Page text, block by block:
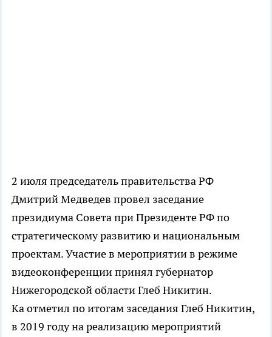
2 июля председатель правительства РФ
Дмитрий Медведев провел заседание
президиума Совета при Президенте РФ по
стратегическому развитию и национальным
проектам. Участие в мероприятии в режиме
видеоконференции принял губернатор
Нижегородской области Глеб Никитин.
Ка отметил по итогам заседания Глеб Никитин,
в 2019 году на реализацию мероприятий